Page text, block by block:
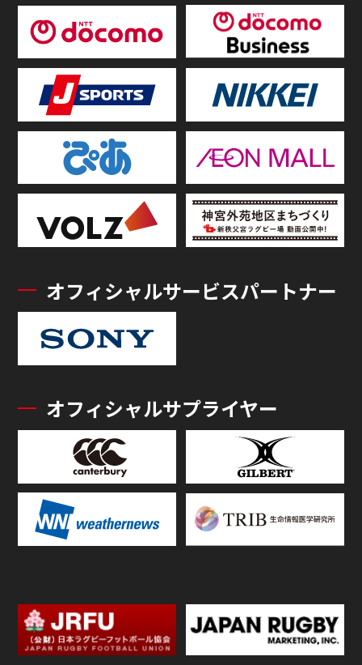
オフィシャルサービスパートナー
オフィシャルサプライヤー